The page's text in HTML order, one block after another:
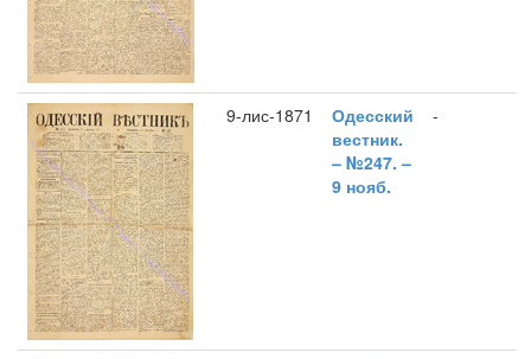
9-лис-1871
Одесский
вестник.
– №247. –
9 нояб.
-